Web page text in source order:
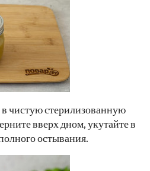
в чистую стерилизованную
вверх дном, укутайте в
остывания.